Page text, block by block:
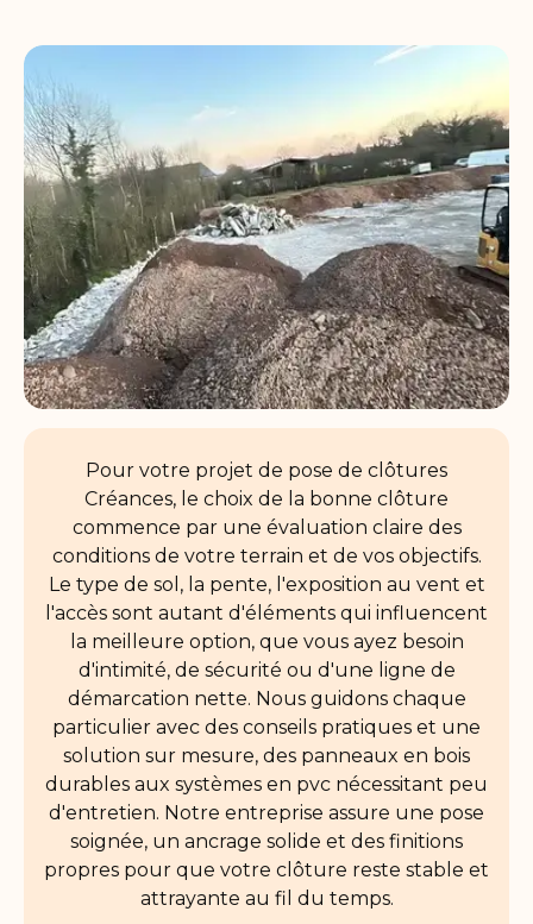
Pour votre projet de pose de clôtures
Créances, le choix de la bonne clôture
commence par une évaluation claire des
conditions de votre terrain et de vos objectifs.
Le type de sol, la pente, l'exposition au vent et
l'accès sont autant d'éléments qui influencent
la meilleure option, que vous ayez besoin
d'intimité, de sécurité ou d'une ligne de
démarcation nette. Nous guidons chaque
particulier avec des conseils pratiques et une
solution sur mesure, des panneaux en bois
durables aux systèmes en pvc nécessitant peu
d'entretien. Notre entreprise assure une pose
soignée, un ancrage solide et des finitions
propres pour que votre clôture reste stable et
attrayante au fil du temps.